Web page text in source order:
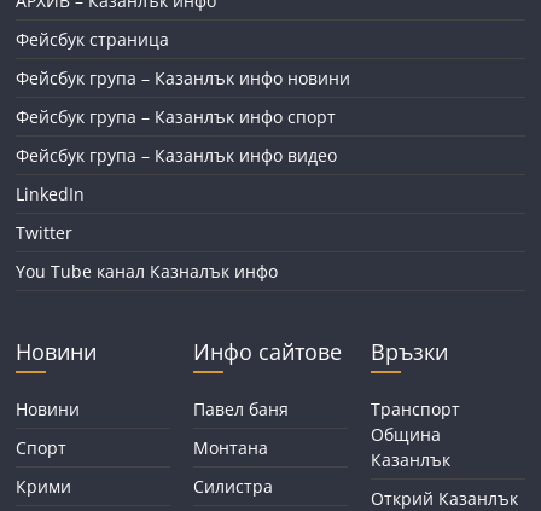
Фейсбук страница
Фейсбук група – Казанлък инфо новини
Фейсбук група – Казанлък инфо спорт
Фейсбук група – Казанлък инфо видео
LinkedIn
Twitter
You Tube канал Казналък инфо
Новини
Новини
Спорт
Крими
Инфо сайтове
Павел баня
Монтана
Силистра
Връзки
Транспорт
Община
Казанлък
Открий Казанлък